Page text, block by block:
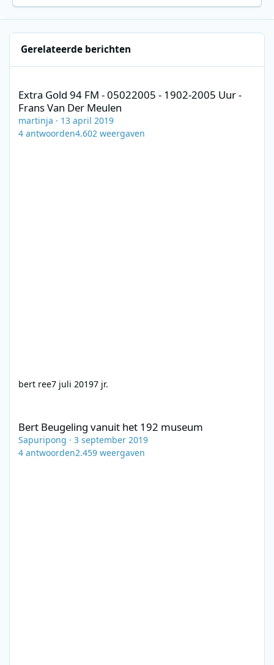
Gerelateerde berichten
Extra Gold 94 FM - 05022005 - 1902-2005 Uur -
Frans Van Der Meulen
martinja · 13 april 2019
4 antwoorden4.602 weergaven
bert ree7 juli 20197 jr.
Bert Beugeling vanuit het 192 museum
Sapuripong · 3 september 2019
4 antwoorden2.459 weergaven